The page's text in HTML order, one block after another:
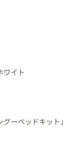
ワイト
ーベッドキット」